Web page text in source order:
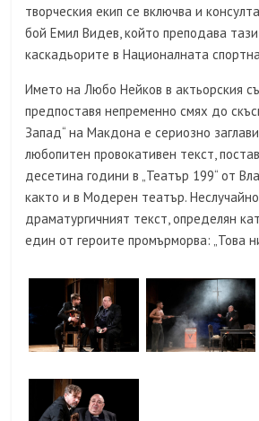
творческия екип се включва и
бой Емил Видев, който преподава
каскадьорите в Националната
Името на Любо Нейков в актьорския
предпоставя непременно смях до
Запад“ на Макдона е сериозно
любопитен провокативен текст,
десетина години в „Театър 199“ от
както и в Модерен театър.
драматургичният текст, определян
един от героите промърморва: „Това